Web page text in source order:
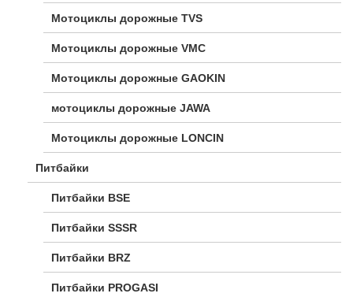
Мотоциклы дорожные TVS
Мотоциклы дорожные VMC
Мотоциклы дорожные GAOKIN
мотоциклы дорожные JAWA
Мотоциклы дорожные LONCIN
Питбайки
Питбайки BSE
Питбайки SSSR
Питбайки BRZ
Питбайки PROGASI